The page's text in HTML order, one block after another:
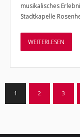
musikalisches
Stadtkapelle
WEITERLESEN
1 2 3